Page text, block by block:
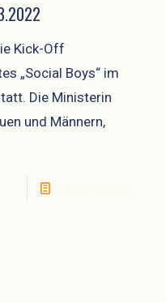
Kick-Off
„Social Boys“ im
Die Ministerin
und Männern,